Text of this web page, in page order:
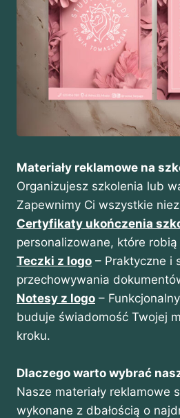
Materiały reklamowe na
Organizujesz szkolenia lub
Zapewnimy Ci wszystkie
Certyfikaty ukończenia
personalizowane, które
Teczki z logo – Praktyczne i
przechowywania
Notesy z logo –
buduje świadomość Twojej
kroku.
Dlaczego warto wybrać
Nasze materiały reklamowe
wykonane z dbałością o